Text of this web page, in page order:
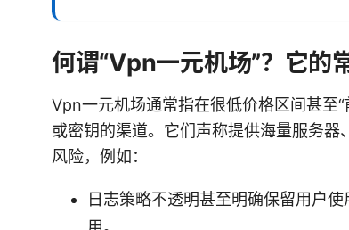
何谓“Vpn一元机场”？它的
Vpn一元机场通常指在很低价格区间甚至
或密钥的渠道。它们声称提供海量服务
风险，例如：
日志策略不透明甚至明确保留用户